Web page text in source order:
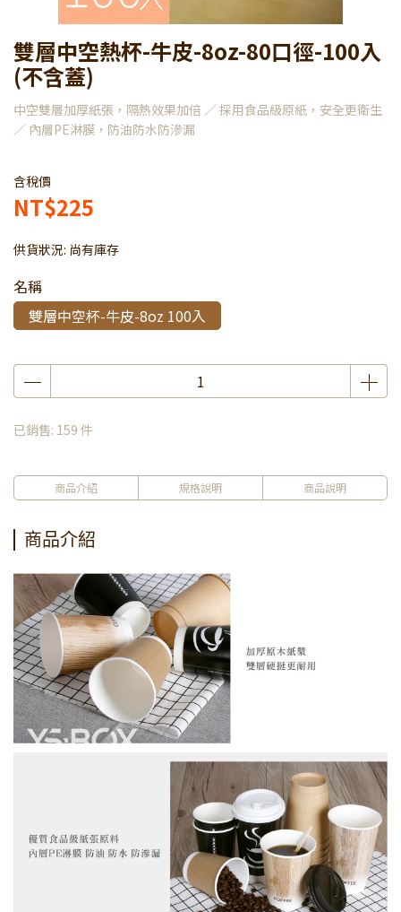
雙層中空熱杯-牛皮-8oz-80口徑-100入
(不含蓋)
中空雙層加厚紙張，隔熱效果加倍 ／ 採用食品級原紙，安全更衛生
／ 內層PE淋膜，防油防水防滲漏
含稅價
NT$225
供貨狀況: 尚有庫存
名稱
雙層中空杯-牛皮-8oz 100入
已銷售: 159 件
商品介紹 規格說明 商品說明
商品介紹